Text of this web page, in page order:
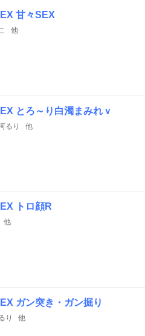
甘々SEX
他
とろ～り白濁まみれｖ
るり 他
トロ顔R
他
ガン突き・ガン掘り
り 他